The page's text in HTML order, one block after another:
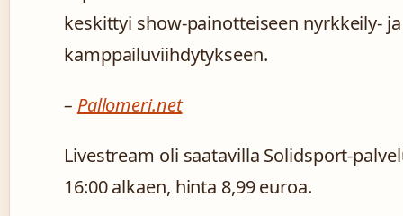
keskittyi show-painotteiseen nyrkkeily- ja
kamppailuviihdytykseen.
– Pallomeri.net
Livestream oli saatavilla Solidsport-
16:00 alkaen, hinta 8,99 euroa.